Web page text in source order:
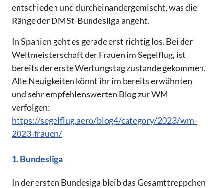
entschieden und durcheinandergemischt, was die
Ränge der DMSt-Bundesliga angeht.
In Spanien geht es gerade erst richtig los. Bei der
Weltmeisterschaft der Frauen im Segelflug, ist
bereits der erste Wertungstag zustande gekommen.
Alle Neuigkeiten könnt ihr im bereits erwähnten
und sehr empfehlenswerten Blog zur WM
verfolgen:
https://segelflug.aero/blog4/category/2023/wm-
2023-frauen/
1. Bundesliga
In der ersten Bundesiga bleib das Gesamttreppchen